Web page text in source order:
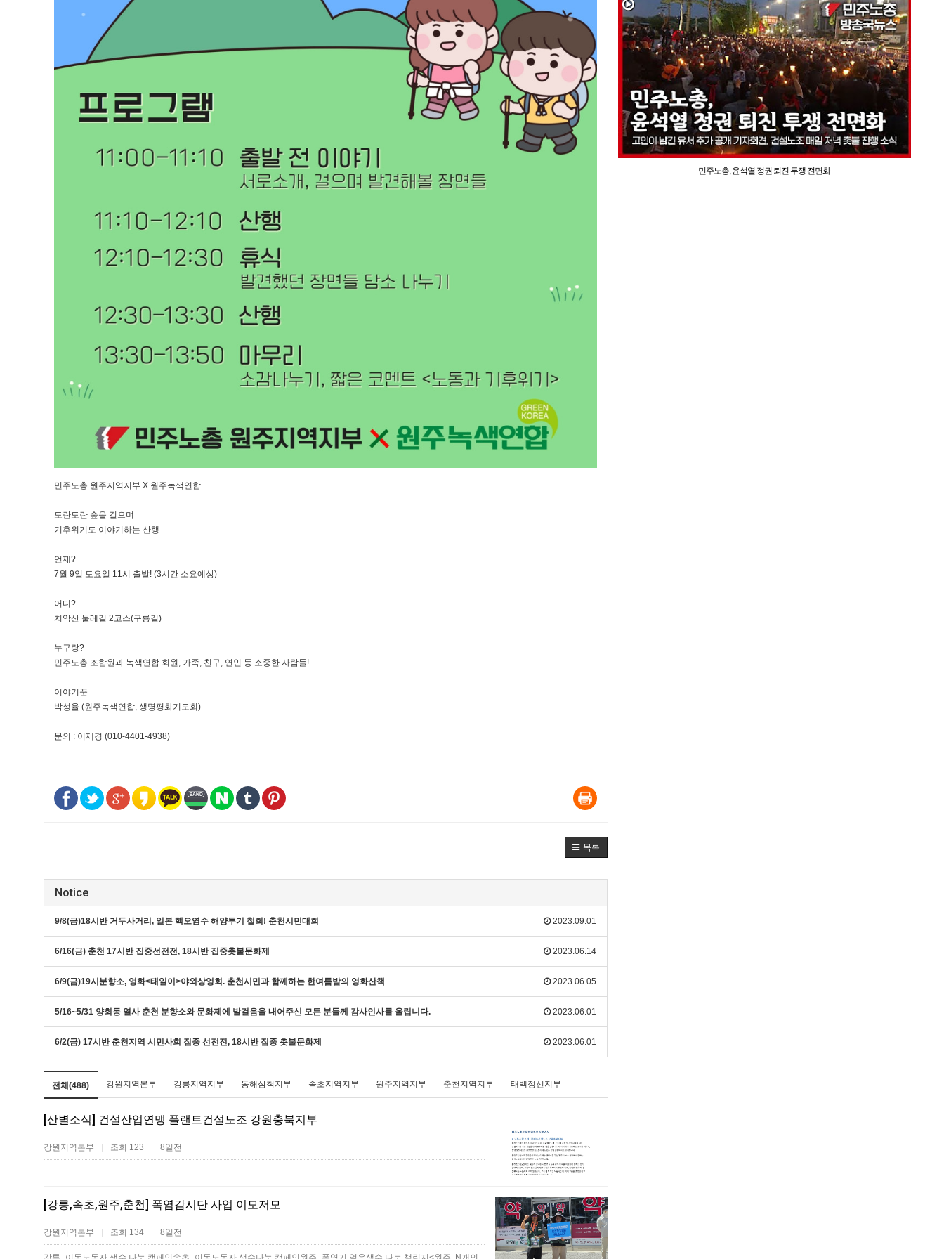
민주노총 원주지역지부 X 원주녹색연합
도란도란 숲을 걸으며
기후위기도 이야기하는 산행
언제?
7월 9일 토요일 11시 출발! (3시간 소요예상)
어디?
치악산 둘레길 2코스(구룡길)
누구랑?
민주노총 조합원과 녹색연합 회원, 가족, 친구, 연인 등 소중한 사람들!
이야기꾼
박성율 (원주녹색연합, 생명평화기도회)
문의 : 이제경 (010-4401-4938)
목록
Notice
2023.09.01
9/8(금)18시반 거두사거리, 일본 핵오염수 해양투기 철회! 춘천시민대회
2023.06.14
6/16(금) 춘천 17시반 집중선전전, 18시반 집중촛불문화제
2023.06.05
6/9(금)19시분향소, 영화<태일이>야외상영회. 춘천시민과 함께하는 한여름밤의 영화산책
2023.06.01
5/16~5/31 양회동 열사 춘천 분향소와 문화제에 발걸음을 내어주신 모든 분들께 감사인사를 올립니다.
2023.06.01
6/2(금) 17시반 춘천지역 시민사회 집중 선전전, 18시반 집중 촛불문화제
전체(488) 강원지역본부 강릉지역지부 동해삼척지부 속초지역지부 원주지역지부 춘천지역지부 태백정선지부
[산별소식] 건설산업연맹 플랜트건설노조 강원충북지부
강원지역본부 | 조회 123 | 8일전
[강릉,속초,원주,춘천] 폭염감시단 사업 이모저모
강원지역본부 | 조회 134 | 8일전
민주노총, 윤석열 정권 퇴진 투쟁 전면화